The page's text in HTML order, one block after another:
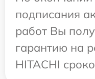
подписания
работ Вы
гарантию на
HITACHI